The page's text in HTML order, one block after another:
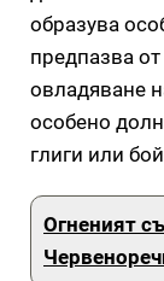
образува
предпазва
овладяване
особено
глиги или
Огненият